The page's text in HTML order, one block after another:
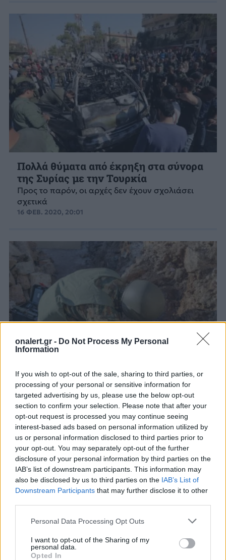
onalert.gr - Do Not Process My Personal
Information
If you wish to opt-out of the sale, sharing to third parties, or
processing of your personal or sensitive information for
targeted advertising by us, please use the below opt-out
section to confirm your selection. Please note that after your
opt-out request is processed you may continue seeing
interest-based ads based on personal information utilized by
us or personal information disclosed to third parties prior to
your opt-out. You may separately opt-out of the further
disclosure of your personal information by third parties on the
IAB’s list of downstream participants. This information may
also be disclosed by us to third parties on the IAB’s List of
Downstream Participants that may further disclose it to other
Personal Data Processing Opt Outs
I want to opt-out of the Sharing of my
personal data.
Opted In
Πολλά θύματα από έκρηξη στα σύνορα
της Συρίας με την Τουρκία
Προς το παρόν, οι αρχές δεν έχουν σχολιάσει
σχετικά
16 ΦΕΒ. 2020, 20:01
Εξουδετερώθηκε βόμβα Β΄ Παγκοσμίου
Πολέμου από κλιμάκιο του ελληνικού
στρατού στη Σάμο [pics]
Δείτε φωτογραφίες από την επιχείρηση του
ελληνικού στρατού
15 ΙΑΝ. 2020, 17:29